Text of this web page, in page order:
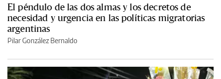
El péndulo de las dos almas y los decretos de
necesidad y urgencia en las políticas migratorias
argentinas
Pilar González Bernaldo